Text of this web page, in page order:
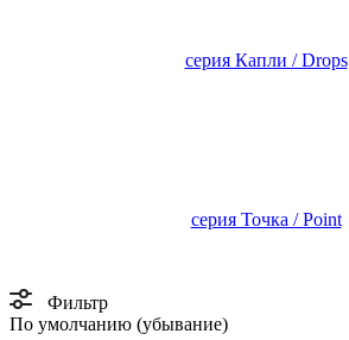
серия Капли / Drops
серия Точка / Point
Фильтр
По умолчанию (убывание)